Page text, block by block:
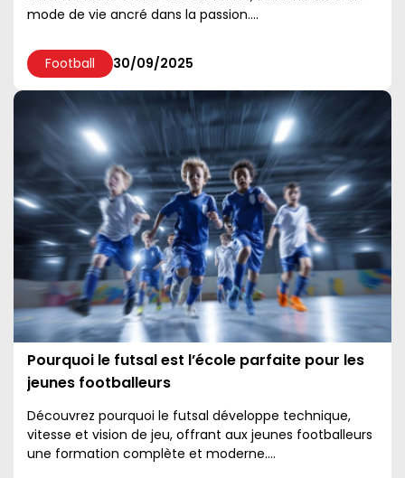
mode de vie ancré dans la passion....
Football 30/09/2025
Pourquoi le futsal est l’école parfaite pour les
jeunes footballeurs
Découvrez pourquoi le futsal développe technique,
vitesse et vision de jeu, offrant aux jeunes footballeurs
une formation complète et moderne....